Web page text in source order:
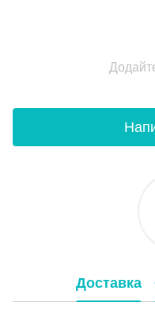
Доставка